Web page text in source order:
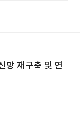
망 재구축 및 연